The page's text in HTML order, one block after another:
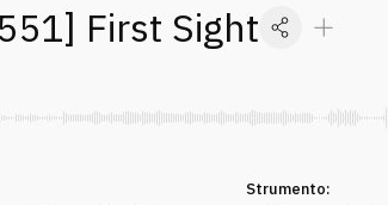
] First Sight
Strumento: